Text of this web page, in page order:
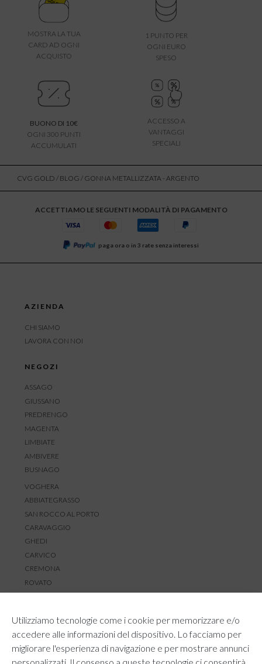
Utilizziamo tecnologie come i cookie per memorizzare e/o
accedere alle informazioni del dispositivo. Lo facciamo per
migliorare l'esperienza di navigazione e per mostrare annunci
MOSTRA LA TUA
CARD AD OGNI
ACQUISTO
1 PUNTO PER
OGNI EURO
SPESO
BUONO DI 10€
OGNI 300 PUNTI
ACCUMULATI
ACCESSO A
VANTAGGI
SPECIALI
CVG GOLD / BLOG / GONNA METALLIZZATA - ARGENTO
ACCETTIAMO LE SEGUENTI MODALITÀ DI PAGAMENTO
paga ora o in 3 rate senza interessi
AZIENDA
CHI SIAMO
LAVORA CON NOI
NEGOZI
ASSAGO
GIUSSANO
PREDRENGO
MAGENTA
LIMBIATE
AMBIVERE
BUSNAGO
VOGHERA
ABBIATEGRASSO
SAN ROCCO AL PORTO
CARAVAGGIO
GHEDI
CARVICO
CREMONA
ROVATO
RESI E RIMBORSI